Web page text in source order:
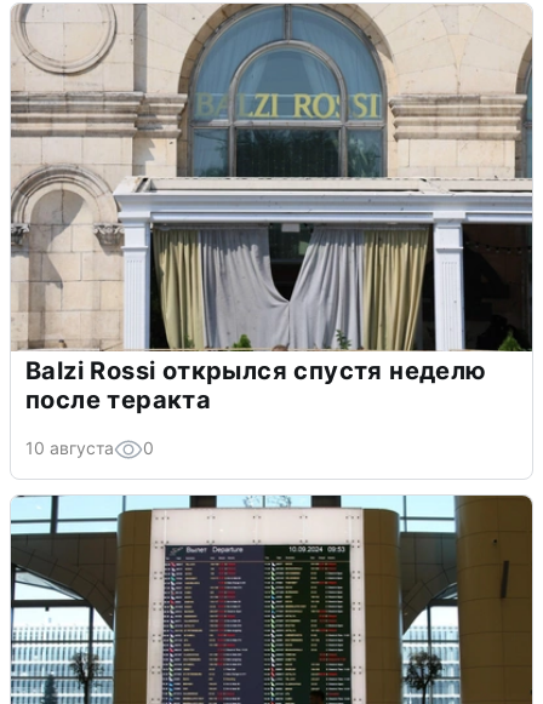
Balzi Rossi открылся спустя неделю
после теракта
10 августа 0